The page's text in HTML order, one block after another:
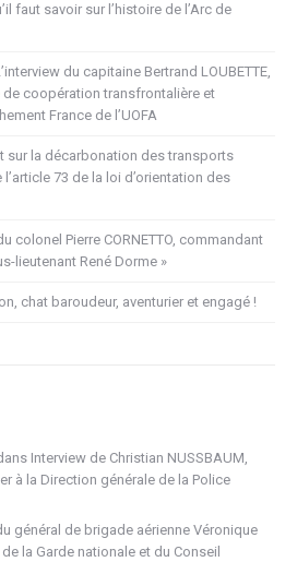
faut savoir sur l’histoire de l’Arc de
du capitaine Bertrand LOUBETTE,
coopération transfrontalière et
France de l’UOFA
sur la décarbonation des transports
73 de la loi d’orientation des
colonel Pierre CORNETTO, commandant
lieutenant René Dorme »
chat baroudeur, aventurier et engagé !
Interview de Christian NUSSBAUM,
à la Direction générale de la Police
général de brigade aérienne Véronique
la Garde nationale et du Conseil